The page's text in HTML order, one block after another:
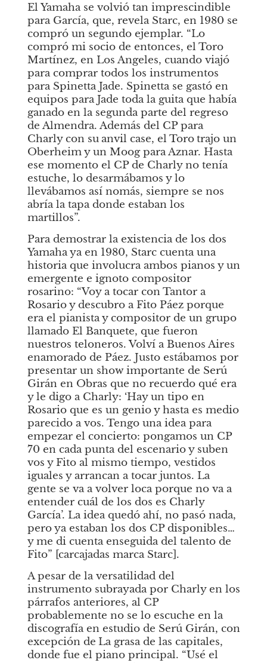
El Yamaha se volvió tan imprescindible
para García, que, revela Starc, en 1980 se
compró un segundo ejemplar. “Lo
compró mi socio de entonces, el Toro
Martínez, en Los Angeles, cuando viajó
para comprar todos los instrumentos
para Spinetta Jade. Spinetta se gastó en
equipos para Jade toda la guita que había
ganado en la segunda parte del regreso
de Almendra. Además del CP para
Charly con su anvil case, el Toro trajo un
Oberheim y un Moog para Aznar. Hasta
ese momento el CP de Charly no tenía
estuche, lo desarmábamos y lo
llevábamos así nomás, siempre se nos
abría la tapa donde estaban los
martillos”.
Para demostrar la existencia de los dos
Yamaha ya en 1980, Starc cuenta una
historia que involucra ambos pianos y un
emergente e ignoto compositor
rosarino: “Voy a tocar con Tantor a
Rosario y descubro a Fito Páez porque
era el pianista y compositor de un grupo
llamado El Banquete, que fueron
nuestros teloneros. Volví a Buenos Aires
enamorado de Páez. Justo estábamos por
presentar un show importante de Serú
Girán en Obras que no recuerdo qué era
y le digo a Charly: ‘Hay un tipo en
Rosario que es un genio y hasta es medio
parecido a vos. Tengo una idea para
empezar el concierto: pongamos un CP
70 en cada punta del escenario y suben
vos y Fito al mismo tiempo, vestidos
iguales y arrancan a tocar juntos. La
gente se va a volver loca porque no va a
entender cuál de los dos es Charly
García’. La idea quedó ahí, no pasó nada,
pero ya estaban los dos CP disponibles…
y me di cuenta enseguida del talento de
Fito” [carcajadas marca Starc].
A pesar de la versatilidad del
instrumento subrayada por Charly en los
párrafos anteriores, al CP
probablemente no se lo escuche en la
discografía en estudio de Serú Girán, con
excepción de La grasa de las capitales,
donde fue el piano principal. “Usé el